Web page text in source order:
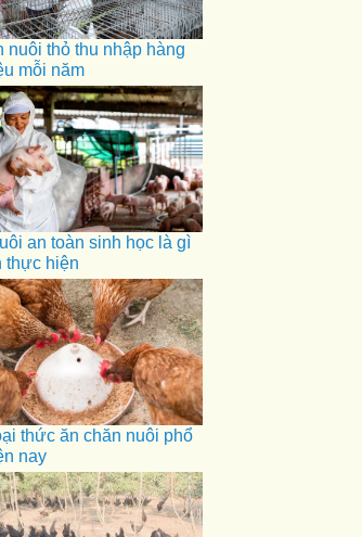
nuôi thỏ thu nhập hàng
mỗi năm
an toàn sinh học là gì
thực hiện
thức ăn chăn nuôi phổ
nay